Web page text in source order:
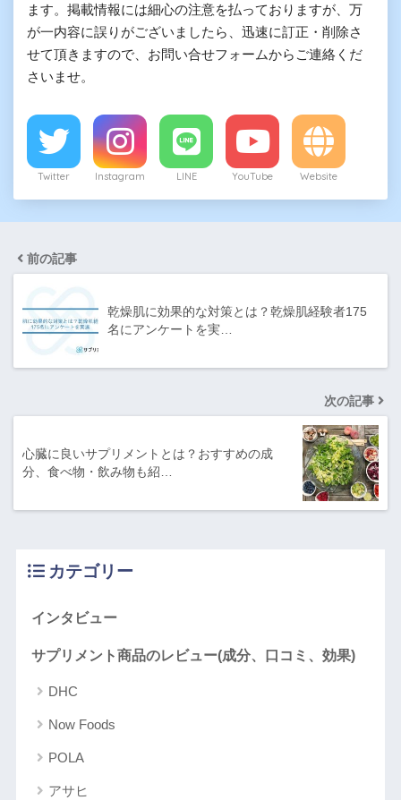
ます。掲載情報には細心の注意を払っておりますが、万
が一内容に誤りがございましたら、迅速に訂正・削除さ
せて頂きますので、お問い合せフォームからご連絡くだ
さいませ。
Twitter Instagram LINE YouTube Website
前の記事
乾燥肌に効果的な対策とは？乾燥肌経験者175
名にアンケートを実…
次の記事
心臓に良いサプリメントとは？おすすめの成
分、食べ物・飲み物も紹…
カテゴリー
インタビュー
サプリメント商品のレビュー(成分、口コミ、効果)
DHC
Now Foods
POLA
アサヒ